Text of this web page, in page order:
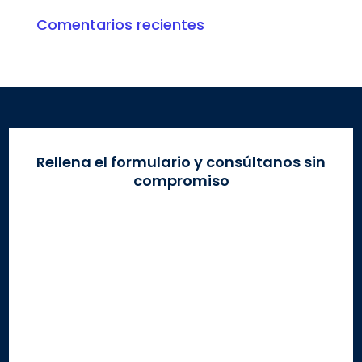
Comentarios recientes
Rellena el formulario y consúltanos sin
compromiso